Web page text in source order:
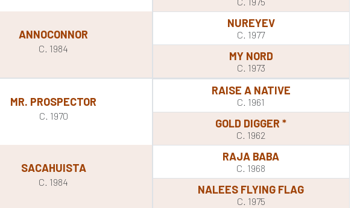
ANNOCONNOR
C. 1984
NUREYEV
C. 1977
MY NORD
C. 1973
MR. PROSPECTOR
C. 1970
SACAHUISTA
C. 1984
RAISE A NATIVE
C. 1961
GOLD DIGGER *
C. 1962
RAJA BABA
C. 1968
NALEES FLYING FLAG
C. 1975